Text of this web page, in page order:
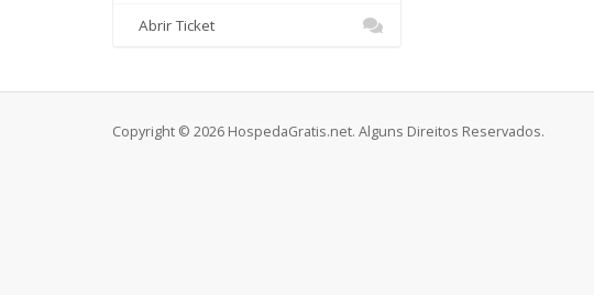
Abrir Ticket
Copyright © 2026 HospedaGratis.net. Alguns Direitos Reservados.